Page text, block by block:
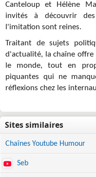
Canteloup et Hélène
invités à découvrir
l'imitation sont reines.
Traitant de sujets
d'actualité, la chaîne
le monde, tout en
piquantes qui ne
réflexions chez les
Chaînes Youtube Humour
Seb